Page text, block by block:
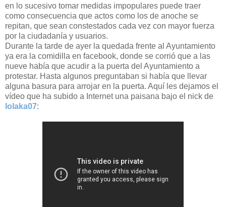
en lo sucesivo tomar medidas impopulares puede traer
como consecuencia que actos como los de anoche se
repitan, que sean constestados cada vez con mayor fuerza
por la ciudadanía y usuarios.
Durante la tarde de ayer la quedada frente al Ayuntamiento
ya era la comidilla en facebook, donde se corrió que a las
nueve había que acudir a la puerta del Ayuntamiento a
protestar. Hasta algunos preguntaban si había que llevar
alguna basura para arrojar en la puerta. Aquí les dejamos el
vídeo que ha subido a Internet una paisana bajo el nick de
lolaka07: